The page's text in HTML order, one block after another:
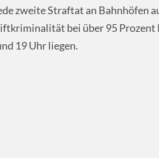
zweite Straftat an Bahnhöfen
bei über 95
19 Uhr liegen.